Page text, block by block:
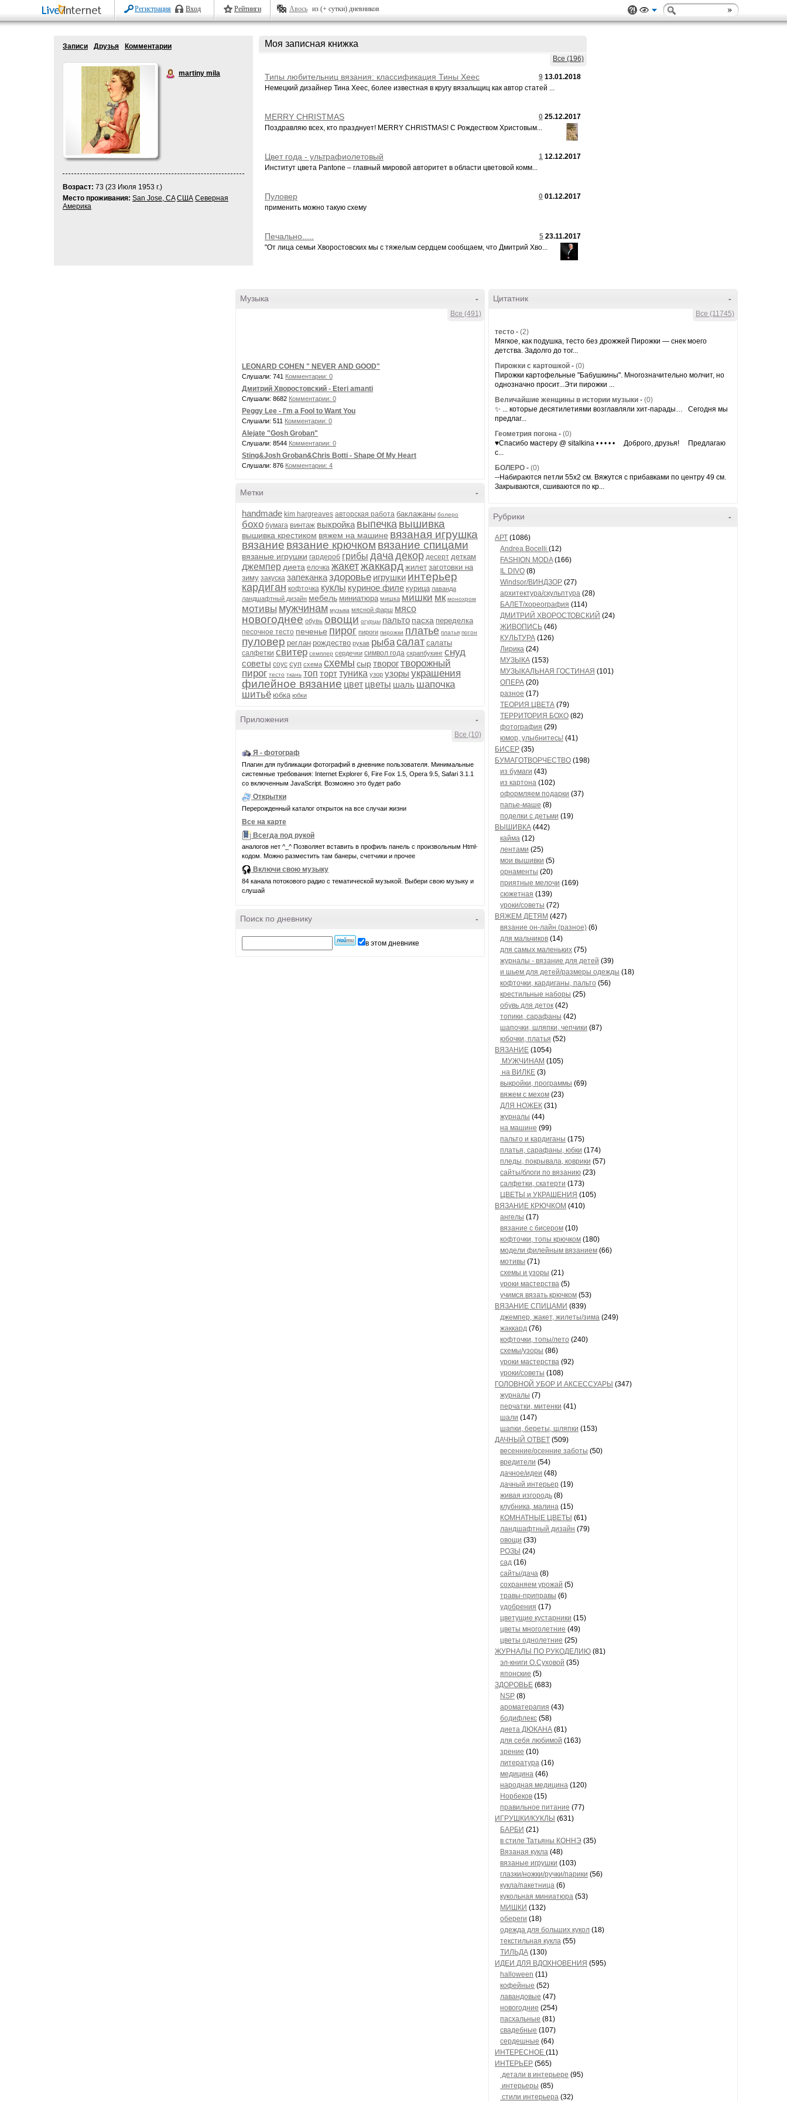
Регистрация Вход Рейтинги Авось из (+ сутки) дневников
Записи Друзья Комментарии
martiny mila
Возраст: 73 (23 Июля 1953 г.)
Место проживания: San Jose, CA США Северная
Америка
Моя записная книжка
Все (196)
9 13.01.2018
Типы любительниц вязания: классификация Тины Хеес
Немецкий дизайнер Тина Хеес, более известная в кругу вязальщиц как автор статей ...
0 25.12.2017
MERRY CHRISTMAS
Поздравляю всех, кто празднует! MERRY CHRISTMAS! С Рождеством Христовым...
1 12.12.2017
Цвет года - ультрафиолетовый
Институт цвета Pantone – главный мировой авторитет в области цветовой комм...
0 01.12.2017
Пуловер
применить можно такую схему
5 23.11.2017
Печально.....
"От лица семьи Хворостовских мы с тяжелым сердцем сообщаем, что Дмитрий Хво...
-
Музыка
Все (491)
LEONARD COHEN " NEVER AND GOOD"
Слушали: 741 Комментарии: 0
Дмитрий Хворостовский - Eteri amanti
Слушали: 8682 Комментарии: 0
Peggy Lee - I'm a Fool to Want You
Слушали: 511 Комментарии: 0
Alejate "Gosh Groban"
Слушали: 8544 Комментарии: 0
Sting&Josh Groban&Chris Botti - Shape Of My Heart
Слушали: 876 Комментарии: 4
-
Метки
handmade kim hargreaves авторская работа баклажаны болеро
бохо бумага винтаж выкройка выпечка вышивка
вышивка крестиком вяжем на машине вязаная игрушка
вязание вязание крючком вязание спицами
вязаные игрушки гардероб грибы дачадекор десерт деткам
джемпер диета елочка жакетжаккард жилет заготовки на
зиму закуска запеканказдоровье игрушки интерьер
кардиган кофточка куклы куриное филе курица лаванда
ландшафтный дизайн мебель миниатюра мишка мишки мк монохром
мотивы мужчинам музыка мясной фарш мясо
новогоднее обувь овощи огурцы пальто пасха переделка
песочное тесто печенье пирог пироги пирожки платье платья погон
пуловер реглан рождество рукав рыбасалат салаты
салфетки свитер семплер сердечки символ года скрапбукинг снуд
советы соус суп схема схемы сыртворогтворожный
пирог тесто ткань топ торттуника узор узоры украшения
филейное вязание цвет цветы шаль шапочка
шитьё юбка юбки
-
Приложения
Все (10)
Я - фотограф
Плагин для публикации фотографий в дневнике пользователя. Минимальные
системные требования: Internet Explorer 6, Fire Fox 1.5, Opera 9.5, Safari 3.1.1
со включенным JavaScript. Возможно это будет рабо
Открытки
Перерожденный каталог открыток на все случаи жизни
Все на карте
Всегда под рукой
аналогов нет ^_^ Позволяет вставить в профиль панель с произвольным Html-
кодом. Можно разместить там банеры, счетчики и прочее
Включи свою музыку
84 канала потокового радио с тематической музыкой. Выбери свою музыку и
слушай
-
Поиск по дневнику
в этом дневнике
-
Цитатник
Все (11745)
тесто - (2)
Мягкое, как подушка, тесто без дрожжей Пирожки — снек моего
детства. Задолго до тог...
Пирожки с картошкой - (0)
Пирожки картофельные "Бабушкины". Многозначительно молчит, но
однозначно просит...Эти пирожки ...
Величайшие женщины в истории музыки - (0)
✨ ... которые десятилетиями возглавляли хит-парады… Сегодня мы
предлаг...
Геометрия погона - (0)
♥Спасибо мастеру @ sitalkina • • • • • ⠀ Доброго, друзья! ⠀ Предлагаю
с...
БОЛЕРО - (0)
--Набираются петли 55x2 см. Вяжутся с прибавками по центру 49 см.
Закрываются, сшиваются по кр...
-
Рубрики
АРТ (1086)
Andrea Bocelli (12)
FASHION MODA(166)
IL DIVO (8)
Windsor/ВИНДЗОР (27)
архитектура/скульптура (28)
БАЛЕТ/хореография (114)
ДМИТРИЙ ХВОРОСТОВСКИЙ (24)
ЖИВОПИСЬ (46)
КУЛЬТУРА (126)
Лирика (24)
МУЗЫКА (153)
МУЗЫКАЛЬНАЯ ГОСТИНАЯ (101)
ОПЕРА (20)
разное (17)
ТЕОРИЯ ЦВЕТА (79)
ТЕРРИТОРИЯ БОХО (82)
фотография (29)
юмор, улыбнитесь! (41)
БИСЕР (35)
БУМАГОТВОРЧЕСТВО (198)
из бумаги (43)
из картона (102)
оформляем подарки (37)
папье-маше (8)
поделки с детьми (19)
ВЫШИВКА (442)
кайма (12)
лентами (25)
мои вышивки (5)
орнаменты (20)
приятные мелочи (169)
сюжетная (139)
уроки/советы (72)
ВЯЖЕМ ДЕТЯМ (427)
вязание он-лайн (разное) (6)
для мальчиков (14)
для самых маленьких (75)
журналы - вязание для детей (39)
и шьем для детей/размеры одежды (18)
кофточки, кардиганы, пальто (56)
крестильные наборы (25)
обувь для деток (42)
топики, сарафаны (42)
шапочки, шляпки, чепчики (87)
юбочки, платья (52)
ВЯЗАНИЕ (1054)
МУЖЧИНАМ (105)
на ВИЛКЕ (3)
выкройки, программы (69)
вяжем с мехом (23)
ДЛЯ НОЖЕК (31)
журналы (44)
на машине (99)
пальто и кардиганы (175)
платья, сарафаны, юбки (174)
пледы, покрывала, коврики (57)
сайты/блоги по вязанию (23)
салфетки, скатерти (173)
ЦВЕТЫ и УКРАШЕНИЯ (105)
ВЯЗАНИЕ КРЮЧКОМ (410)
ангелы (17)
вязание с бисером (10)
кофточки, топы крючком (180)
модели филейным вязанием (66)
мотивы (71)
схемы и узоры (21)
уроки мастерства (5)
учимся вязать крючком (53)
ВЯЗАНИЕ СПИЦАМИ (839)
джемпер, жакет, жилеты/зима (249)
жаккард (76)
кофточки, топы/лето (240)
схемы/узоры (86)
уроки мастерства (92)
уроки/советы (108)
ГОЛОВНОЙ УБОР И АКСЕССУАРЫ (347)
журналы (7)
перчатки, митенки (41)
шали (147)
шапки, береты, шляпки (153)
ДАЧНЫЙ ОТВЕТ (509)
весенние/осенние заботы (50)
вредители (54)
дачное/идеи (48)
дачный интерьер (19)
живая изгородь (8)
клубника, малина (15)
КОМНАТНЫЕ ЦВЕТЫ (61)
ландшафтный дизайн (79)
овощи (33)
РОЗЫ (24)
сад (16)
сайты/дача (8)
сохраняем урожай (5)
травы-приправы (6)
удобрения (17)
цветущие кустарники (15)
цветы многолетние (49)
цветы однолетние (25)
ЖУРНАЛЫ ПО РУКОДЕЛИЮ (81)
эл-книги О.Суховой (35)
японские (5)
ЗДОРОВЬЕ (683)
NSP (8)
ароматерапия (43)
бодифлекс (58)
диета ДЮКАНА (81)
для себя любимой (163)
зрение (10)
литература (16)
медицина (46)
народная медицина (120)
Норбеков (15)
правильное питание (77)
ИГРУШКИ/КУКЛЫ (631)
БАРБИ (21)
в стиле Татьяны КОННЭ (35)
Вязаная кукла (48)
вязаные игрушки (103)
глазки/ножки/ручки/парики (56)
кукла/пакетница (6)
кукольная миниатюра (53)
МИШКИ (132)
обереги (18)
одежда для больших кукол (18)
текстильная кукла (55)
ТИЛЬДА (130)
ИДЕИ ДЛЯ ВДОХНОВЕНИЯ (595)
halloween (11)
кофейные (52)
лавандовые (47)
новогодние (254)
пасхальные (81)
свадебные (107)
сердешные (64)
ИНТЕРЕСНОЕ (11)
ИНТЕРЬЕР (565)
детали в интерьере (95)
интерьеры (85)
стили интерьера (32)